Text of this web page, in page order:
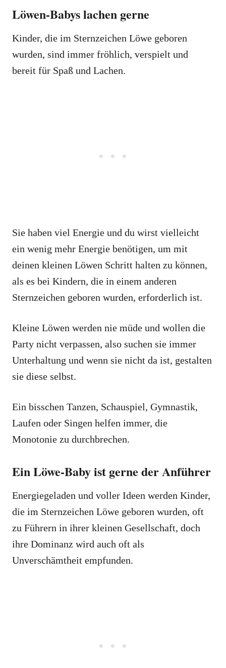
Löwen-Babys lachen gerne
Kinder, die im Sternzeichen Löwe geboren
wurden, sind immer fröhlich, verspielt und
bereit für Spaß und Lachen.
Sie haben viel Energie und du wirst vielleicht
ein wenig mehr Energie benötigen, um mit
deinen kleinen Löwen Schritt halten zu können,
als es bei Kindern, die in einem anderen
Sternzeichen geboren wurden, erforderlich ist.
Kleine Löwen werden nie müde und wollen die
Party nicht verpassen, also suchen sie immer
Unterhaltung und wenn sie nicht da ist, gestalten
sie diese selbst.
Ein bisschen Tanzen, Schauspiel, Gymnastik,
Laufen oder Singen helfen immer, die
Monotonie zu durchbrechen.
Ein Löwe-Baby ist gerne der Anführer
Energiegeladen und voller Ideen werden Kinder,
die im Sternzeichen Löwe geboren wurden, oft
zu Führern in ihrer kleinen Gesellschaft, doch
ihre Dominanz wird auch oft als
Unverschämtheit empfunden.